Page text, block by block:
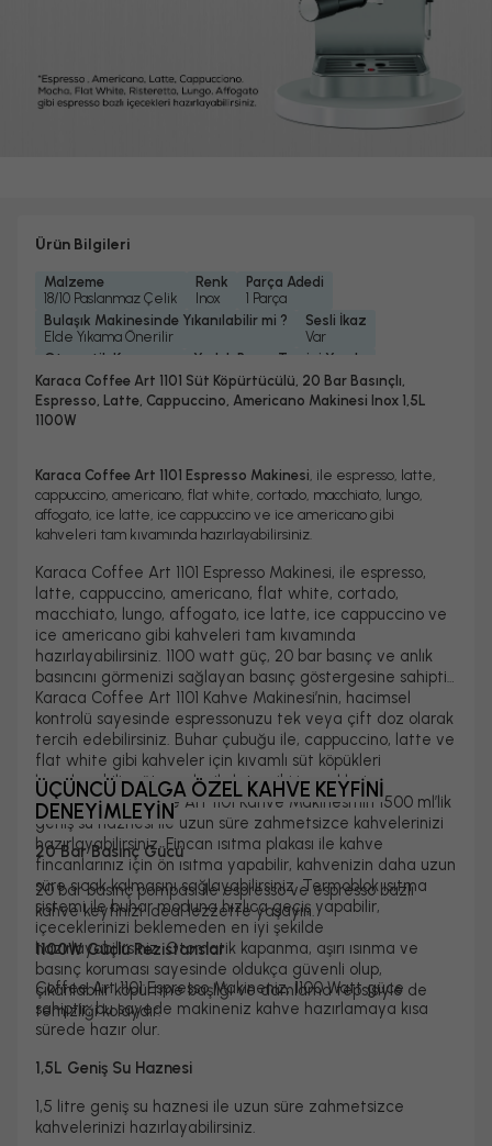
Ürün Bilgileri
Malzeme
18/10 Paslanmaz Çelik
Renk
Inox
Parça Adedi
1 Parça
Bulaşık Makinesinde Yıkanılabilir mi ?
Elde Yıkama Önerilir
Sesli İkaz
Var
Otomatik Kapanma
Var
Yedek Parça Temini Yapılır
Evet
Garanti Yılı
2 Yıl
Güç
1100 Watt
Basınç
Program Sayısı
Gövde Malzemesi
Inox
Bardak/ Fincan Kapasitesi
2 Fincan
Filtre/Süzgeç Malzemesi
Paslanmaz Çelik
Otomatik Su Alma
Var
2 Fincan
Var
Model Özellik
Yarı Otomatik Espresso & Latte
Hazne Malzemesi
Plastik
Karaca Coffee Art 1101 Süt Köpürtücülü, 20 Bar Basınçlı,
Espresso, Latte, Cappuccino, Americano Makinesi Inox 1,5L
1100W
Karaca Coffee Art 1101 Espresso Makinesi , ile espresso, latte,
cappuccino, americano, flat white, cortado, macchiato, lungo,
affogato, ice latte, ice cappuccino ve ice americano gibi
kahveleri tam kıvamında hazırlayabilirsiniz.
Karaca Coffee Art 1101 Espresso Makinesi, ile espresso,
latte, cappuccino, americano, flat white, cortado,
macchiato, lungo, affogato, ice latte, ice cappuccino ve
ice americano gibi kahveleri tam kıvamında
hazırlayabilirsiniz. 1100 watt güç, 20 bar basınç ve anlık
basıncını görmenizi sağlayan basınç göstergesine sahiptir.
Karaca Coffee Art 1101 Kahve Makinesi’nin, hacimsel
kontrolü sayesinde espressonuzu tek veya çift doz olarak
tercih edebilirsiniz. Buhar çubuğu ile, cappuccino, latte ve
flat white gibi kahveler için kıvamlı süt köpükleri
hazırlayabilir; süt, sıcak çikolata gibi içecekleri
ısıtabilirsiniz. Coffee Art 1101 Kahve Makinesi’nin 1500 ml’lik
geniş su haznesi ile uzun süre zahmetsizce kahvelerinizi
hazırlayabilirsiniz. Fincan ısıtma plakası ile kahve
fincanlarınız için ön ısıtma yapabilir, kahvenizin daha uzun
süre sıcak kalmasını sağlayabilirsiniz. Termoblok ısıtma
sistemi ile buhar moduna hızlıca geçiş yapabilir,
içeceklerinizi beklemeden en iyi şekilde
hazırlayabilirsiniz.Otomatik kapanma, aşırı ısınma ve
basınç koruması sayesinde oldukça güvenli olup,
çıkarılabilir köpürtme başlığı ve damlama tepsisiyle de
temizliği kolaydır.
ÜÇÜNCÜ DALGA ÖZEL KAHVE KEYFİNİ
DENEYİMLEYİN
20 Bar Basınç Gücü
20 bar basınç pompası ile espresso ve espresso bazlı
kahve keyfinizi ideal lezzette yaşayın.
1100W Güçlü Rezistanslar
Coffee Art 1101 Espresso Makineniz, 1100 Watt güce
sahiptir, bu sayede makineniz kahve hazırlamaya kısa
sürede hazır olur.
1,5L Geniş Su Haznesi
1,5 litre geniş su haznesi ile uzun süre zahmetsizce
kahvelerinizi hazırlayabilirsiniz.